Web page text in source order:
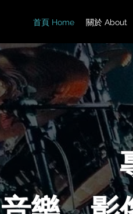
首頁 Home 關於 About